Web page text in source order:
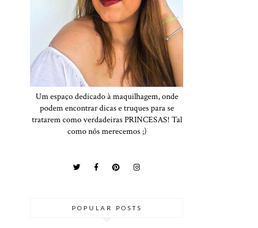
Um espaço dedicado à maquilhagem, onde
podem encontrar dicas e truques para se
tratarem como verdadeiras PRINCESAS! Tal
como nós merecemos ;)
POPULAR POSTS